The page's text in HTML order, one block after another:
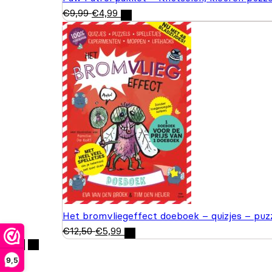
9,5
€9,99 €4,99
Het bromvliegeffect doeboek – quizjes –
€12,50 €5,99